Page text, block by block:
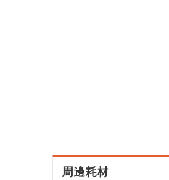
周邊耗材